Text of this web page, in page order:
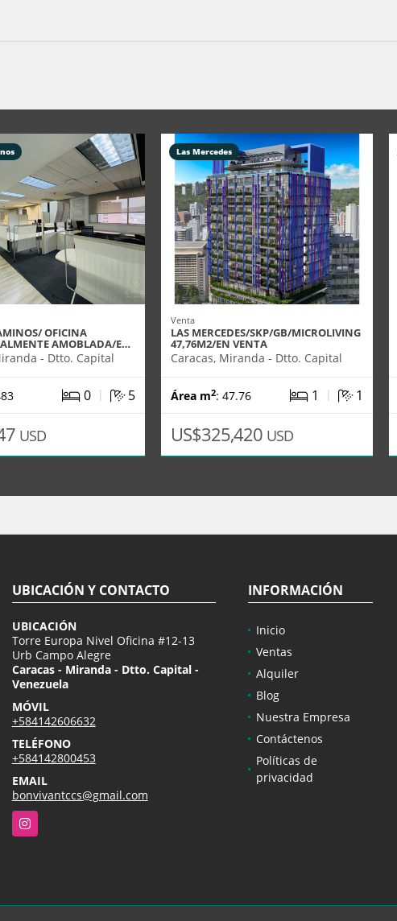
OFICINA
AMOBLADA/E…
- Dtto. Capital
0 | 5
USD
Las Mercedes
Venta
LAS MERCEDES/SKP/GB/MICROLIVING
47,76M2/EN VENTA
Caracas, Miranda - Dtto. Capital
Área m2: 47.76 1 | 1
US$325,420 USD
UBICACIÓN Y CONTACTO
UBICACIÓN
Torre Europa Nivel Oficina #12-13
Urb Campo Alegre
Caracas - Miranda - Dtto. Capital -
Venezuela
MÓVIL
+584142606632
TELÉFONO
+584142800453
EMAIL
bonvivantccs@gmail.com
Instagram
INFORMACIÓN
Inicio
Ventas
Alquiler
Blog
Nuestra Empresa
Contáctenos
Políticas de
privacidad